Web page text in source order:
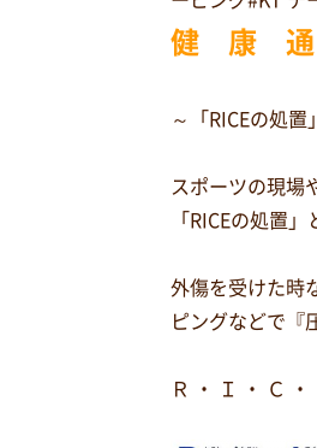
健 康
～「RICEの処置
スポーツの現場
「RICEの処置」
外傷を受けた時
ピングなどで『
Ｒ ・ Ｉ ・ Ｃ